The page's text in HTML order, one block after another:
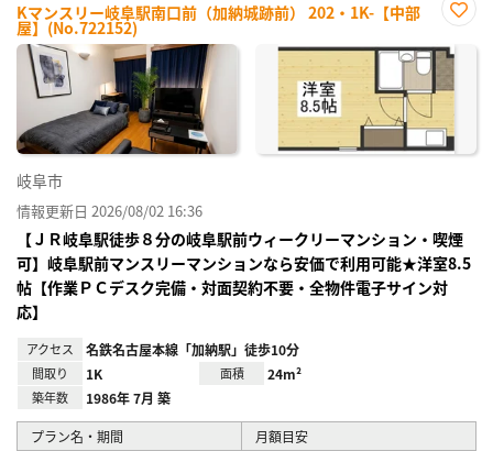
Kマンスリー岐阜駅南口前（加納城跡前） 202・1K-【中部
屋】(No.722152)
に入
録
岐阜市
情報更新日 2026/08/02 16:36
【ＪＲ岐阜駅徒歩８分の岐阜駅前ウィークリーマンション・喫煙
可】岐阜駅前マンスリーマンションなら安価で利用可能★洋室8.5
帖【作業ＰＣデスク完備・対面契約不要・全物件電子サイン対
応】
アクセス 名鉄名古屋本線「加納駅」徒歩10分
間取り 1K 面積 24m²
築年数 1986年 7月 築
プラン名・期間 月額目安